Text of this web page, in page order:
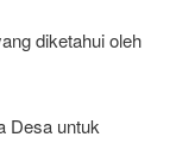
diketahui oleh
Desa untuk